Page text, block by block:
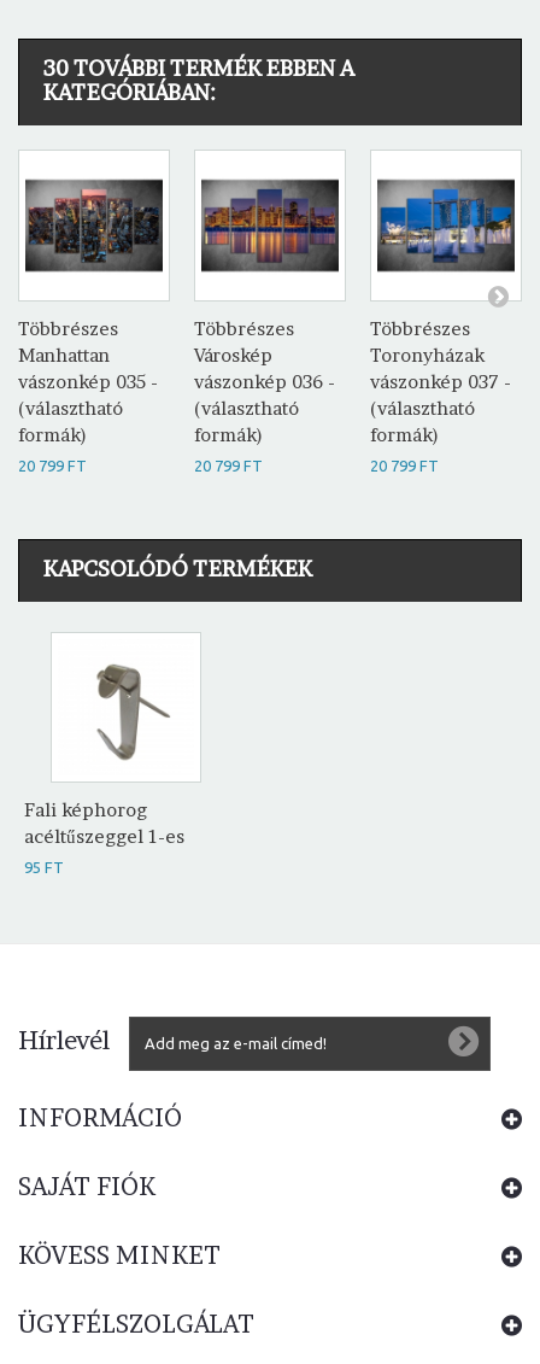
30 TOVÁBBI TERMÉK EBBEN A
KATEGÓRIÁBAN:
Többrészes
Manhattan
vászonkép 035 -
(választható
formák)
20 799 FT
Többrészes
Városkép
vászonkép 036 -
(választható
formák)
20 799 FT
Többrészes
Toronyházak
vászonkép 037 -
(választható
formák)
20 799 FT
KAPCSOLÓDÓ TERMÉKEK
Fali képhorog
acéltűszeggel 1-es
95 FT
Hírlevél
INFORMÁCIÓ
SAJÁT FIÓK
KÖVESS MINKET
ÜGYFÉLSZOLGÁLAT